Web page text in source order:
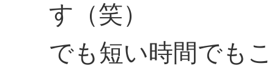
す（笑）
でも短い時間でも